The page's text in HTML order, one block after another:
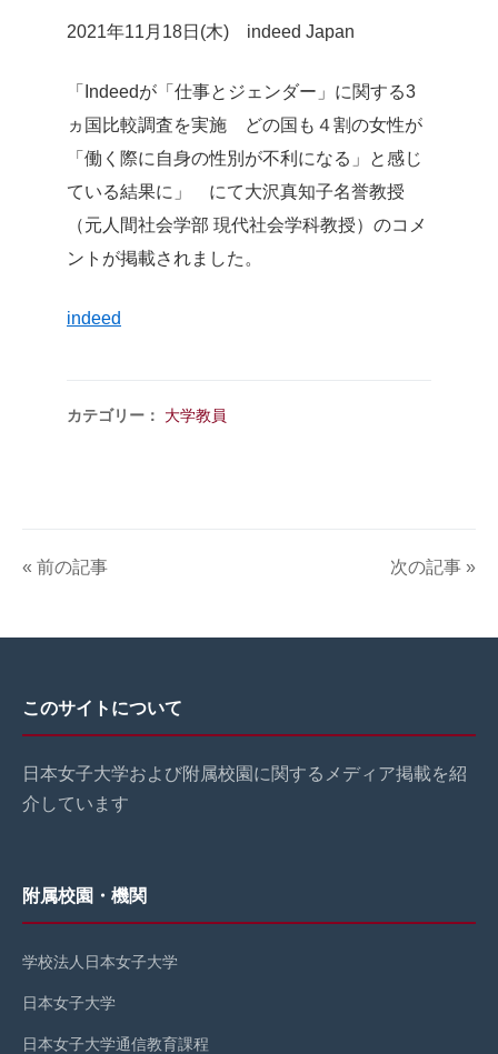
2021年11月18日(木) indeed Japan
「Indeedが「仕事とジェンダー」に関する3
ヵ国比較調査を実施 どの国も４割の女性が
「働く際に自身の性別が不利になる」と感じ
ている結果に」 にて大沢真知子名誉教授
（元人間社会学部 現代社会学科教授）のコメ
ントが掲載されました。
indeed
カテゴリー： 大学教員
« 前の記事 次の記事 »
このサイトについて
日本女子大学および附属校園に関するメディア掲載を紹
介しています
附属校園・機関
学校法人日本女子大学
日本女子大学
日本女子大学通信教育課程